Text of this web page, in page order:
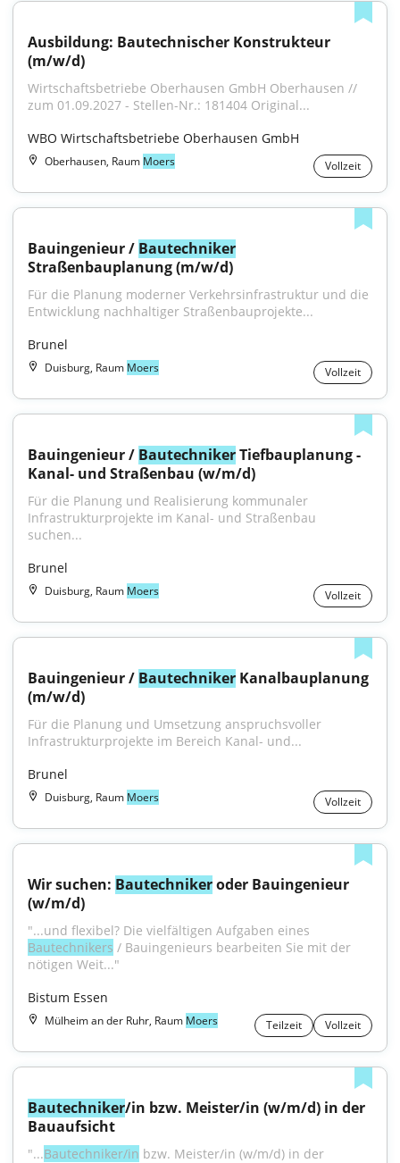
Ausbildung: Bautechnischer Konstrukteur
(m/w/d)
Wirtschaftsbetriebe Oberhausen GmbH Oberhausen //
zum 01.09.2027 - Stellen-Nr.: 181404 Original...
WBO Wirtschaftsbetriebe Oberhausen GmbH
Oberhausen, Raum Moers Vollzeit
Bauingenieur / Bautechniker
Straßenbauplanung (m/w/d)
Für die Planung moderner Verkehrsinfrastruktur und die
Entwicklung nachhaltiger Straßenbauprojekte...
Brunel
Duisburg, Raum Moers Vollzeit
Bauingenieur / Bautechniker Tiefbauplanung -
Kanal- und Straßenbau (w/m/d)
Für die Planung und Realisierung kommunaler
Infrastrukturprojekte im Kanal- und Straßenbau
suchen...
Brunel
Duisburg, Raum Moers Vollzeit
Bauingenieur / Bautechniker Kanalbauplanung
(m/w/d)
Für die Planung und Umsetzung anspruchsvoller
Infrastrukturprojekte im Bereich Kanal- und...
Brunel
Duisburg, Raum Moers Vollzeit
Wir suchen: Bautechniker oder Bauingenieur
(w/m/d)
Bautechnikers / Bauingenieurs bearbeiten Sie mit der
nötigen Weit..."
Bistum Essen
Mülheim an der Ruhr, Raum Moers Teilzeit Vollzeit
Bautechniker/in bzw. Meister/in (w/m/d) in der
Bauaufsicht
"...Bautechniker/in bzw. Meister/in (w/m/d) in der